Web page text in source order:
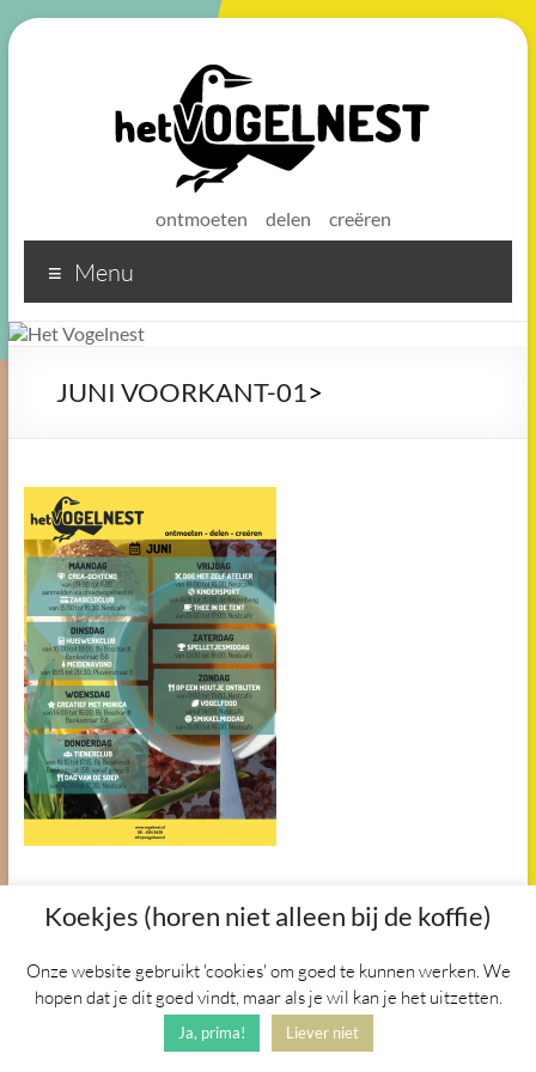
ontmoeten delen creëren
Het
Vogelnest
Sterke
sterke
buurt
Menu
>
JUNI VOORKANT-01
rechten voorbehouden. Thema
Spacious door ThemeGrill.
Aangedreven door:WordPress .
Koekjes (horen niet alleen bij de koffie)
Onze website gebruikt 'cookies' om goed te kunnen werken. We
hopen dat je dit goed vindt, maar als je wil kan je het uitzetten.
Ja, prima! Liever niet